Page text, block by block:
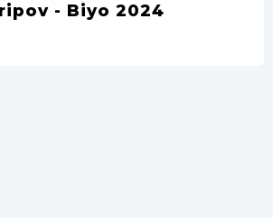
- Biyo 2024